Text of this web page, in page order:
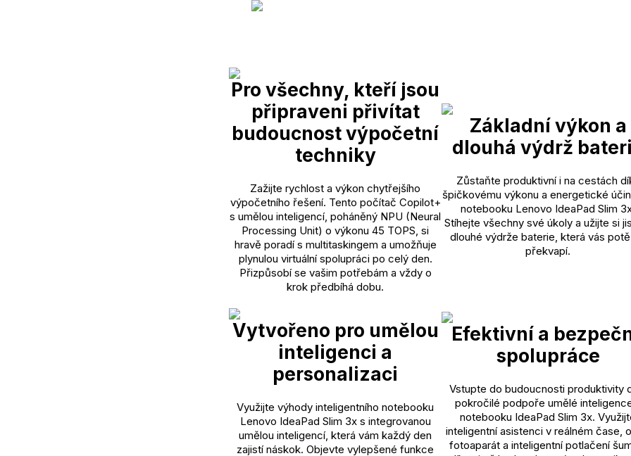
Pro všechny, kteří jsou
připraveni přivítat
budoucnost výpočetní
techniky
Zažijte rychlost a výkon chytřejšího
výpočetního řešení. Tento počítač Copilot+
s umělou inteligencí, poháněný NPU (Neural
Processing Unit) o výkonu 45 TOPS, si
hravě poradí s multitaskingem a umožňuje
plynulou virtuální spolupráci po celý den.
Přizpůsobí se vašim potřebám a vždy o
krok předbíhá dobu.
Základní výkon a
dlouhá výdrž
Zůstaňte produktivní i na cestách
špičkovému výkonu a energetické
notebooku Lenovo IdeaPad Slim
Stíhejte všechny své úkoly a užijte si
dlouhé výdrže baterie, která vás
překvapí.
Vytvořeno pro umělou
inteligenci a
personalizaci
Využijte výhody inteligentního notebooku
Lenovo IdeaPad Slim 3x s integrovanou
umělou inteligencí, která vám každý den
zajistí náskok. Objevte vylepšené funkce
Efektivní a
spolupráce
Vstupte do budoucnosti produktivity
pokročilé podpoře umělé
notebooku IdeaPad Slim 3x.
inteligentní asistenci v reálném čase,
fotoaparát a inteligentní potlačení